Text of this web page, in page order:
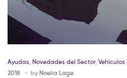
Ayudas Novedades del Sector, Vehículos
2018
by Noelia Lage